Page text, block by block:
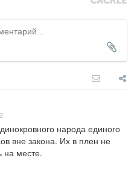
народа единого
вне закона. Их в плен не
на месте.